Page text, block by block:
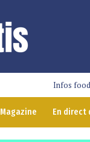
Infos food
Magazine En direct